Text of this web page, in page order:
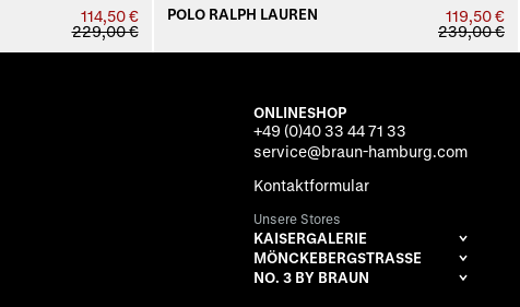
114,50 €
229,00 €
POLO RALPH LAUREN
119,50 €
239,00 €
ONLINESHOP
+49 (0)40 33 44 71 33
service@braun-hamburg.com
Kontaktformular
Unsere Stores
KAISERGALERIE
MÖNCKEBERGSTRASSE
NO. 3 BY BRAUN